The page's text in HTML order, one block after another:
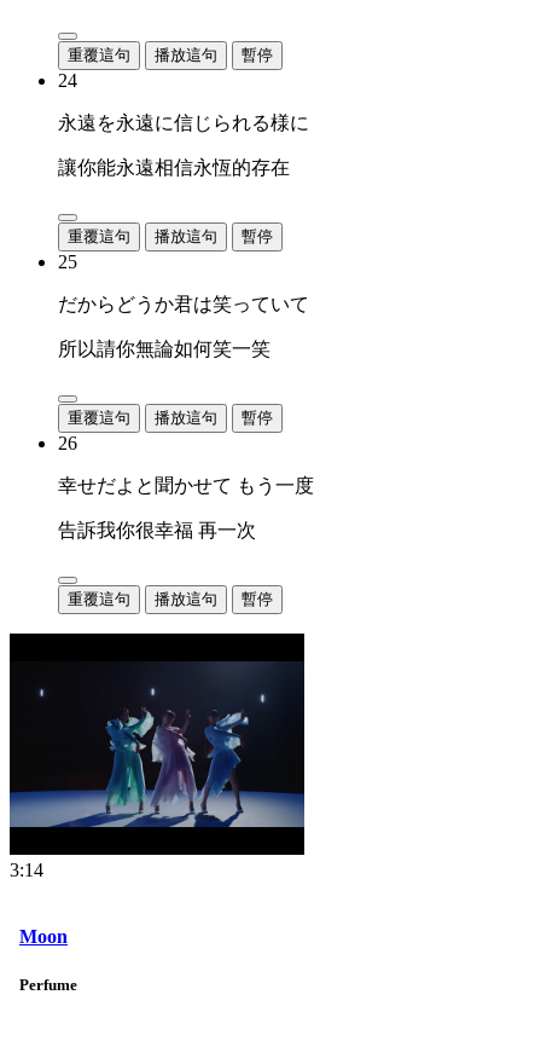
重覆這句 播放這句 暫停
24
永遠を永遠に信じられる様に
讓你能永遠相信永恆的存在
重覆這句 播放這句 暫停
25
だからどうか君は笑っていて
所以請你無論如何笑一笑
重覆這句 播放這句 暫停
26
幸せだよと聞かせて もう一度
告訴我你很幸福 再一次
重覆這句 播放這句 暫停
3:14
Moon
Perfume